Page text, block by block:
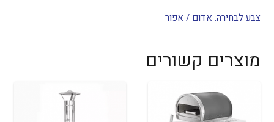
צבע לבחירה: אדום / אפור
מוצרים קשורים